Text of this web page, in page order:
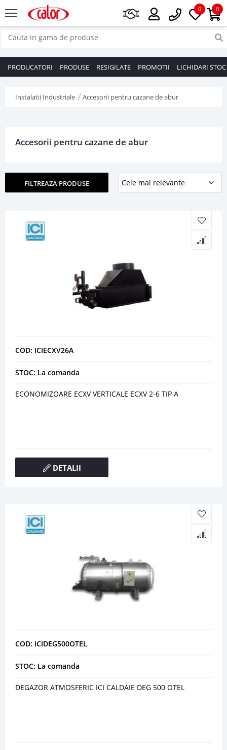
0
0
PRODUCATORI PRODUSE RESIGILATE PROMOTII LICHIDARI STOC
Instalatii Industriale Accesorii pentru cazane de abur
Accesorii pentru cazane de abur
FILTREAZA PRODUSE
COD: ICIECXV26A
STOC: La comanda
ECONOMIZOARE ECXV VERTICALE ECXV 2-6 TIP A
DETALII
COD: ICIDEG500OTEL
STOC: La comanda
DEGAZOR ATMOSFERIC ICI CALDAIE DEG 500 OTEL